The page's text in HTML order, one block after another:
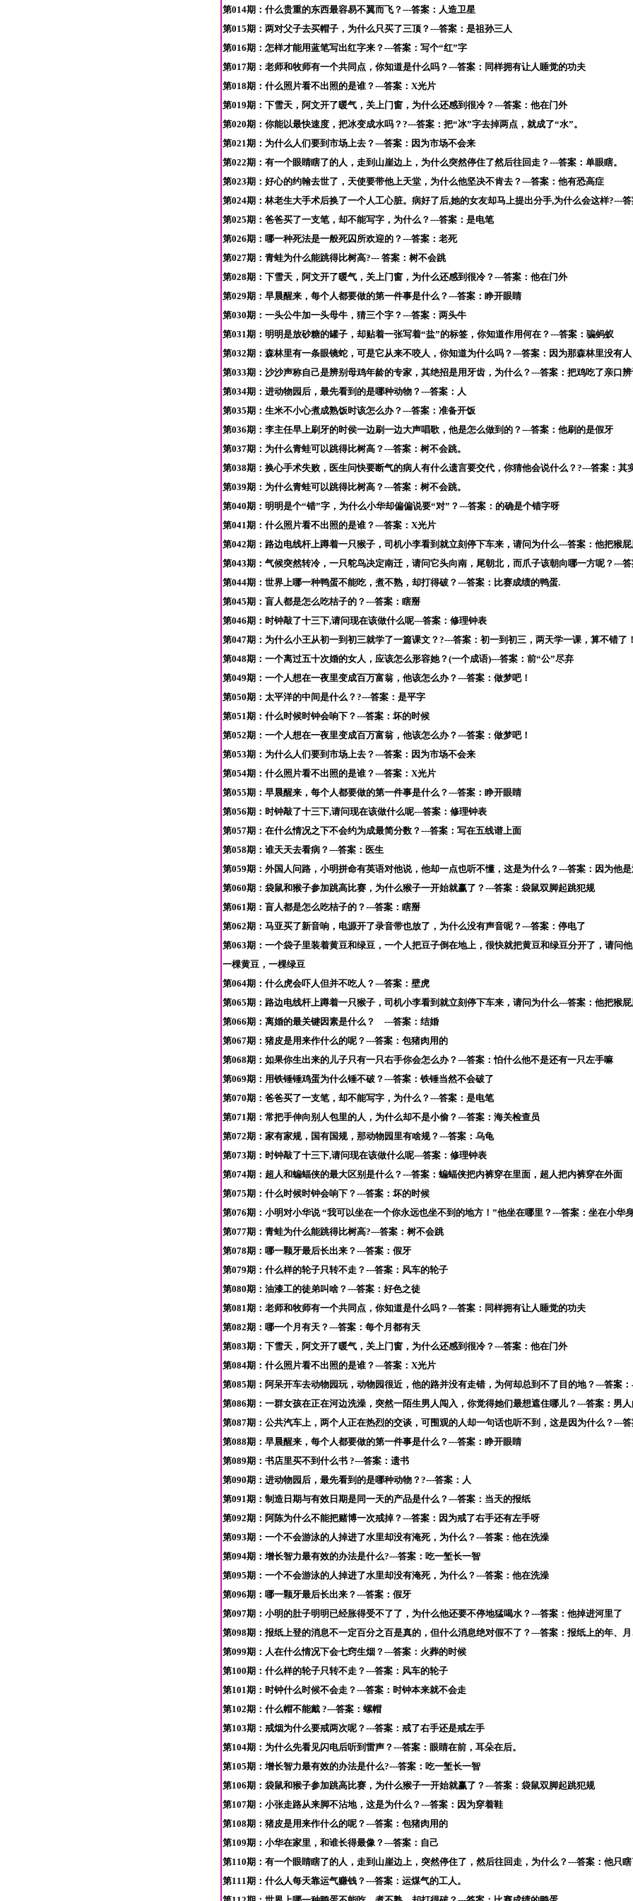
第014期：什么贵重的东西最容易不翼而飞？---答案：人造卫星
第015期：两对父子去买帽子，为什么只买了三顶？---答案：是祖孙三人
第016期：怎样才能用蓝笔写出红字来？---答案：写个“红”字
第017期：老师和牧师有一个共同点，你知道是什么吗？---答案：同样拥有让人睡觉的功夫
第018期：什么照片看不出照的是谁？---答案：X光片
第019期：下雪天，阿文开了暖气，关上门窗，为什么还感到很冷？---答案：他在门外
第020期：你能以最快速度，把冰变成水吗？?---答案：把“冰”字去掉两点，就成了“水”。
第021期：为什么人们要到市场上去？---答案：因为市场不会来
第022期：有一个眼睛瞎了的人，走到山崖边上，为什么突然停住了然后往回走？---答案：单眼瞎。
第023期：好心的约翰去世了，天使要带他上天堂，为什么他坚决不肯去？---答案：他有恐高症
第024期：林老生大手术后换了一个人工心脏。病好了后,她的女友却马上提出分手,为什么会这样?---
第025期：爸爸买了一支笔，却不能写字，为什么？---答案：是电笔
第026期：哪一种死法是一般死囚所欢迎的？---答案：老死
第027期：青蛙为什么能跳得比树高?--- 答案：树不会跳
第028期：下雪天，阿文开了暖气，关上门窗，为什么还感到很冷？---答案：他在门外
第029期：早晨醒来，每个人都要做的第一件事是什么？---答案：睁开眼睛
第030期：一头公牛加一头母牛，猜三个字？---答案：两头牛
第031期：明明是放砂糖的罐子，却贴着一张写着“盐”的标签，你知道作用何在？---答案：骗蚂蚁
第032期：森林里有一条眼镜蛇，可是它从来不咬人，你知道为什么吗？---答案：因为那森林里没有人
第033期：沙沙声称自己是辨别母鸡年龄的专家，其绝招是用牙齿，为什么？---答案：把鸡吃了亲口
第034期：进动物园后，最先看到的是哪种动物？---答案：人
第035期：生米不小心煮成熟饭时该怎么办？---答案：准备开饭
第036期：李主任早上刷牙的时侯一边刷一边大声唱歌，他是怎么做到的？---答案：他刷的是假牙
第037期：为什么青蛙可以跳得比树高？---答案：树不会跳。
第038期：换心手术失败，医生问快要断气的病人有什么遗言要交代，你猜他会说什么？?---答案：其
第039期：为什么青蛙可以跳得比树高？---答案：树不会跳。
第040期：明明是个“错”字，为什么小华却偏偏说要“对”？---答案：的确是个错字呀
第041期：什么照片看不出照的是谁？---答案：X光片
第042期：路边电线杆上蹲着一只猴子，司机小李看到就立刻停下车来，请问为什么---答案：他把猴
第043期：气候突然转冷，一只鸵鸟决定南迁，请问它头向南，尾朝北，而爪子该朝向哪一方呢？---
第044期：世界上哪一种鸭蛋不能吃，煮不熟，却打得破？---答案：比赛成绩的鸭蛋.
第045期：盲人都是怎么吃桔子的？---答案：瞎掰
第046期：时钟敲了十三下,请问现在该做什么呢---答案：修理钟表
第047期：为什么小王从初一到初三就学了一篇课文？?---答案：初一到初三，两天学一课，算不错了！
第048期：一个离过五十次婚的女人，应该怎么形容她？(一个成语)---答案：前“公”尽弃
第049期：一个人想在一夜里变成百万富翁，他该怎么办？---答案：做梦吧！
第050期：太平洋的中间是什么？?---答案：是平字
第051期：什么时候时钟会响下？---答案：坏的时候
第052期：一个人想在一夜里变成百万富翁，他该怎么办？---答案：做梦吧！
第053期：为什么人们要到市场上去？---答案：因为市场不会来
第054期：什么照片看不出照的是谁？---答案：X光片
第055期：早晨醒来，每个人都要做的第一件事是什么？---答案：睁开眼睛
第056期：时钟敲了十三下,请问现在该做什么呢---答案：修理钟表
第057期：在什么情况之下不会约为成最简分数？---答案：写在五线谱上面
第058期：谁天天去看病？---答案：医生
第059期：外国人问路，小明拼命有英语对他说，他却一点也听不懂，这是为什么？---答案：因为他是
第060期：袋鼠和猴子参加跳高比赛，为什么猴子一开始就赢了？---答案：袋鼠双脚起跳犯规
第061期：盲人都是怎么吃桔子的？---答案：瞎掰
第062期：马亚买了新音响，电源开了录音带也放了，为什么没有声音呢？---答案：停电了
第063期：一个袋子里装着黄豆和绿豆，一个人把豆子倒在地上，很快就把黄豆和绿豆分开了，请问他
一棵黄豆，一棵绿豆
第064期：什么虎会吓人但并不吃人？---答案：壁虎
第065期：路边电线杆上蹲着一只猴子，司机小李看到就立刻停下车来，请问为什么---答案：他把猴
第066期：离婚的最关键因素是什么？ ---答案：结婚
第067期：猪皮是用来作什么的呢？---答案：包猪肉用的
第068期：如果你生出来的儿子只有一只右手你会怎么办？---答案：怕什么他不是还有一只左手嘛
第069期：用铁锤锤鸡蛋为什么锤不破？---答案：铁锤当然不会破了
第070期：爸爸买了一支笔，却不能写字，为什么？---答案：是电笔
第071期：常把手伸向别人包里的人，为什么却不是小偷？---答案：海关检查员
第072期：家有家规，国有国规，那动物园里有啥规？---答案：乌龟
第073期：时钟敲了十三下,请问现在该做什么呢---答案：修理钟表
第074期：超人和蝙蝠侠的最大区别是什么？---答案：蝙蝠侠把内裤穿在里面，超人把内裤穿在外面
第075期：什么时候时钟会响下？---答案：坏的时候
第076期：小明对小华说 “我可以坐在一个你永远也坐不到的地方！”他坐在哪里？---答案：坐在小华
第077期：青蛙为什么能跳得比树高?---答案：树不会跳
第078期：哪一颗牙最后长出来？---答案：假牙
第079期：什么样的轮子只转不走？---答案：风车的轮子
第080期：油漆工的徒弟叫啥？---答案：好色之徒
第081期：老师和牧师有一个共同点，你知道是什么吗？---答案：同样拥有让人睡觉的功夫
第082期：哪一个月有天？---答案：每个月都有天
第083期：下雪天，阿文开了暖气，关上门窗，为什么还感到很冷？---答案：他在门外
第084期：什么照片看不出照的是谁？---答案：X光片
第085期：阿呆开车去动物园玩，动物园很近，他的路并没有走错，为何却总到不了目的地？---答案
第086期：一群女孩在正在河边洗澡，突然一陌生男人闯入，你觉得她们最想遮住哪儿？---答案：男
第087期：公共汽车上，两个人正在热烈的交谈，可围观的人却一句话也听不到，这是因为什么？---答
第088期：早晨醒来，每个人都要做的第一件事是什么？---答案：睁开眼睛
第089期：书店里买不到什么书 ?---答案：遗书
第090期：进动物园后，最先看到的是哪种动物？?---答案：人
第091期：制造日期与有效日期是同一天的产品是什么？---答案：当天的报纸
第092期：阿陈为什么不能把赌博一次戒掉？---答案：因为戒了右手还有左手呀
第093期：一个不会游泳的人掉进了水里却没有淹死，为什么？---答案：他在洗澡
第094期：增长智力最有效的办法是什么?---答案：吃一堑长一智
第095期：一个不会游泳的人掉进了水里却没有淹死，为什么？---答案：他在洗澡
第096期：哪一颗牙最后长出来？---答案：假牙
第097期：小明的肚子明明已经胀得受不了了，为什么他还要不停地猛喝水？---答案：他掉进河里了
第098期：报纸上登的消息不一定百分之百是真的，但什么消息绝对假不了？---答案：报纸上的年、月
第099期：人在什么情况下会七窍生烟？---答案：火葬的时候
第100期：什么样的轮子只转不走？---答案：风车的轮子
第101期：时钟什么时候不会走？---答案：时钟本来就不会走
第102期：什么帽不能戴 ?---答案：螺帽
第103期：戒烟为什么要戒两次呢？---答案：戒了右手还是戒左手
第104期：为什么先看见闪电后听到雷声？---答案：眼睛在前，耳朵在后。
第105期：增长智力最有效的办法是什么?---答案：吃一堑长一智
第106期：袋鼠和猴子参加跳高比赛，为什么猴子一开始就赢了？---答案：袋鼠双脚起跳犯规
第107期：小张走路从来脚不沾地，这是为什么？---答案：因为穿着鞋
第108期：猪皮是用来作什么的呢？---答案：包猪肉用的
第109期：小华在家里，和谁长得最像？---答案：自己
第110期：有一个眼睛瞎了的人，走到山崖边上，突然停住了，然后往回走，为什么？---答案：他只
第111期：什么人每天靠运气赚钱？---答案：运煤气的工人。